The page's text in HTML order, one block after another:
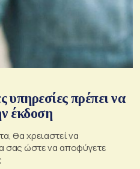
υπηρεσίες πρέπει να
έκδοση
θα χρειαστεί να
σας ώστε να αποφύγετε